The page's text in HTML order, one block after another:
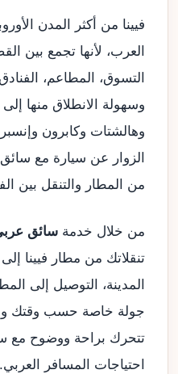
فيينا من أكثر المدن
العرب، لأنها تجمع بين
التسوق، المطاعم، الفنادق
وسهولة الانطلاق منها
وهالشتات وكابرون
الزوار عن سيارة مع
من المطار والتنقل بين
من خلال خدمة سائق
تنقلاتك من مطار فيينا
المدينة، التوصيل إلى
جولة خاصة حسب وقتك
تتحرك براحة ووضوح مع
احتياجات المسافر العربي.